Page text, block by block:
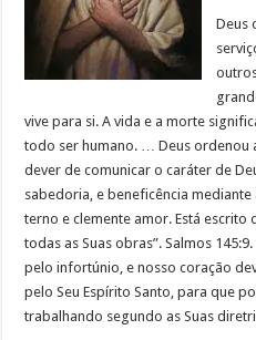
Deus
vive para si. A vida e a morte
todo ser humano. … Deus ordenou
dever de comunicar o caráter de
sabedoria, e beneficência mediante
terno e clemente amor. Está escrito
todas as Suas obras”. Salmos
pelo infortúnio, e nosso coração
pelo Seu Espírito Santo, para que
trabalhando segundo as Suas